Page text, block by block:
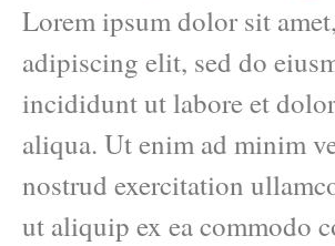
Lorem ipsum dolor sit
adipiscing elit, sed do
incididunt ut labore et
aliqua. Ut enim ad minim
nostrud exercitation
ut aliquip ex ea commodo